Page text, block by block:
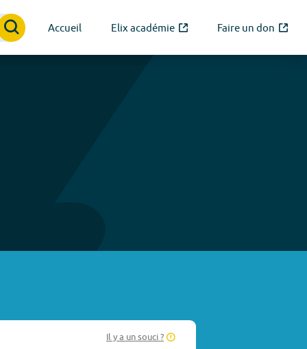
Accueil Elix académie Faire un don
Il y a un souci ?